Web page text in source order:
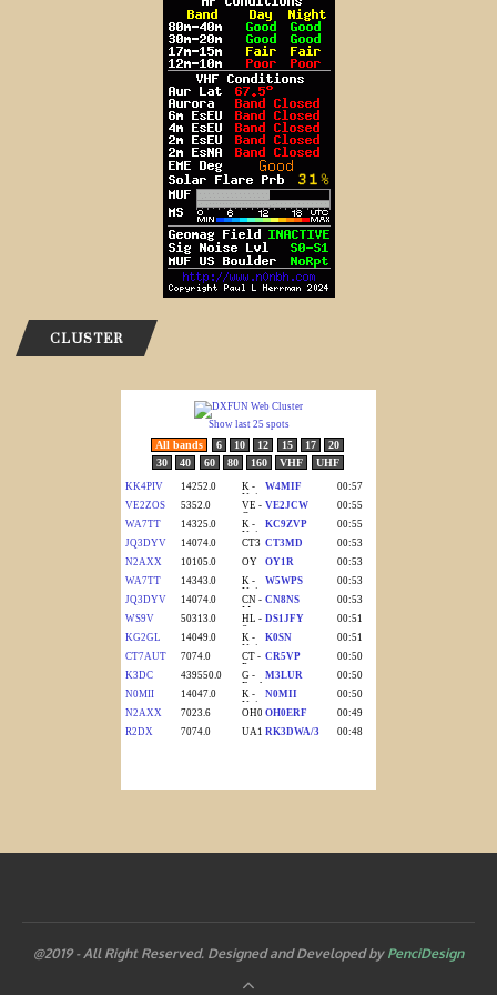
CLUSTER
@2019 - All Right Reserved. Designed and Developed by PenciDesign